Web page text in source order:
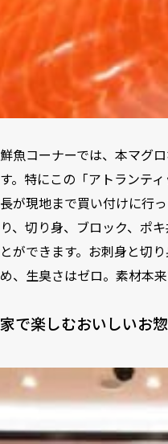
鮮魚コーナーでは、本マグ
す。特にこの「アトランテ
長が現地まで買い付けに行
り、切り身、ブロック、ポ
とができます。お刺身と切
め、生臭さはゼロ。素材本
家で楽しむおいしいお